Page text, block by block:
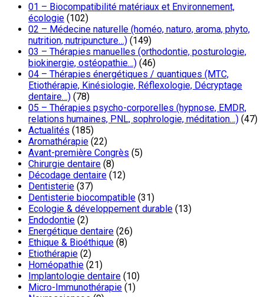
01 – Biocompatibilité matériaux et Environnement,
écologie (102)
02 – Médecine naturelle (homéo, naturo, aroma, phyto,
nutrition, nutripuncture…) (149)
03 – Thérapies manuelles (orthodontie, posturologie,
biokinergie, ostéopathie…) (46)
04 – Thérapies énergétiques / quantiques (MTC,
Etiothérapie, Kinésiologie, Réflexologie, Décryptage
dentaire…) (78)
05 – Thérapies psycho-corporelles (hypnose, EMDR,
relations humaines, PNL, sophrologie, méditation…) (47)
Actualités (185)
Aromathérapie (22)
Avant-première Congrès (5)
Chirurgie dentaire (8)
Décodage dentaire (12)
Dentisterie (37)
Dentisterie biocompatible (31)
Ecologie & développement durable (13)
Endodontie (2)
Energétique dentaire (26)
Ethique & Bioéthique (8)
Etiothérapie (2)
Homéopathie (21)
Implantologie dentaire (10)
Micro-Immunothérapie (1)